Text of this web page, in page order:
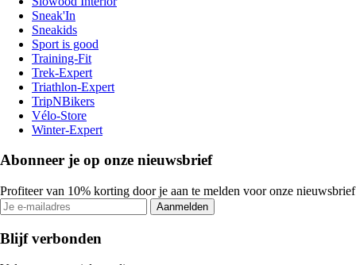
Sneak'In
Sneakids
Sport is good
Training-Fit
Trek-Expert
Triathlon-Expert
TripNBikers
Vélo-Store
Winter-Expert
Abonneer je op onze nieuwsbrief
Profiteer van 10% korting door je aan te melden voor onze nieuwsbrief
Aanmelden
Blijf verbonden